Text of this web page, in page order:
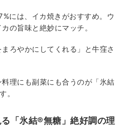
には、イカ焼きがおすすめ。ウ
の旨味と絶妙にマッチ。
まろやかにしてくれる」と牛窪さ
理にも副菜にも合うのが「氷結
。
「氷結®無糖」絶好調の理